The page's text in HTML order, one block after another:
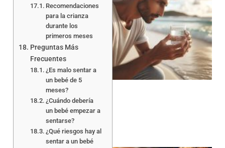
Recomendaciones
para la crianza
durante los
primeros meses
Preguntas Más
Frecuentes
¿Es malo sentar a
un bebé de 5
meses?
¿Cuándo debería
un bebé empezar a
sentarse?
¿Qué riesgos hay al
sentar a un bebé